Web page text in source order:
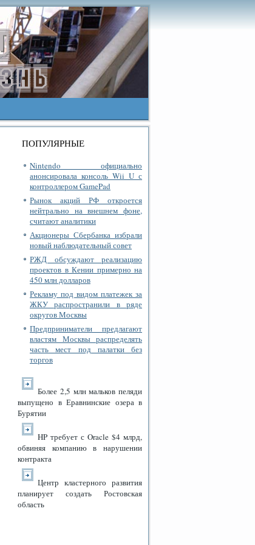
ПОПУЛЯРНЫЕ
Nintendo официально
анонсировала консоль Wii U с
контроллером GamePad
Рынок акций РФ откроется
нейтрально на внешнем фоне,
считают аналитики
Акционеры Сбербанка избрали
новый наблюдательный совет
РЖД обсуждают реализацию
проектов в Кении примерно на
450 млн долларов
Рекламу под видом платежек за
ЖКУ распространили в ряде
округов Москвы
Предприниматели предлагают
властям Москвы распределять
часть мест под палатки без
торгов
Более 2,5 млн мальков пеляди
выпущено в Еравнинские озера в
Бурятии
HP требует с Oracle $4 млрд,
обвиняя компанию в нарушении
контракта
Центр кластерного развития
планирует создать Ростовская
область